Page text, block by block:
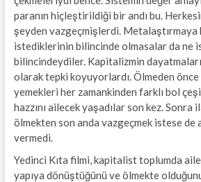
paranın hiçleştirildiği bir andı bu.
şeyden vazgeçmişlerdi. Metalaştırmaya
istediklerinin bilincinde olmasalar da ne
bilincindeydiler. Kapitalizmin
olarak tepki koyuyorlardı. Ölmeden önce
yemekleri her zamankinden farklı bol
hazzını ailecek yaşadılar son kez. Sonra
ölmekten son anda vazgeçmek istese de
vermedi.
Yedinci Kıta filmi, kapitalist toplumda
yapıya dönüştüğünü ve ölmekte